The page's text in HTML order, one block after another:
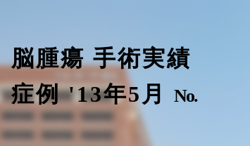
脳腫瘍 手術実績
症例 '13年5月
No.